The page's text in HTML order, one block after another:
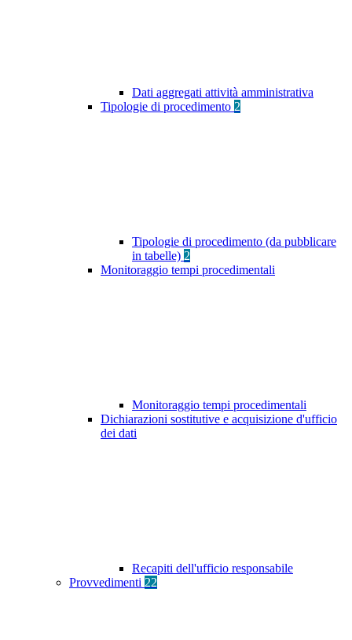
Dati aggregati attività amministrativa
Tipologie di procedimento 2
Tipologie di procedimento (da pubblicare
in tabelle) 2
Monitoraggio tempi procedimentali
Monitoraggio tempi procedimentali
Dichiarazioni sostitutive e acquisizione d'ufficio
dei dati
Recapiti dell'ufficio responsabile
Provvedimenti 22